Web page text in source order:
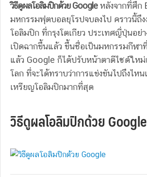
วิธีดูผลโอลิมปิกด้วย Googleหลังจากที่ศึก
มหกรรมฟุตบอลยุโรปจบลงไป คราวนี้ถึ
โอลิมปิก ที่กรุงโตเกียว ประเทศญี่ปุ่นอย่
เปิดฉากขึ้นแล้ว ขึ้นชื่อเป็นมหกรรมกีฬ
แล้ว Google ก็ได้ปรับหน้าตาดีไซด์ใหม่
โลก ที่จะได้ทราบว่าการแข่งขันไปถึงไห
เหรียญโอลิมปิกมากที่สุด
วิธีดูผลโอลิมปิกด้วย Google